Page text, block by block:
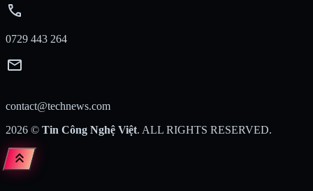
call
0729 443 264
mail
contact@technews.com
2026 © Tin Công Nghệ Việt. ALL RIGHTS RESERVED.
keyboard_double_arrow_up